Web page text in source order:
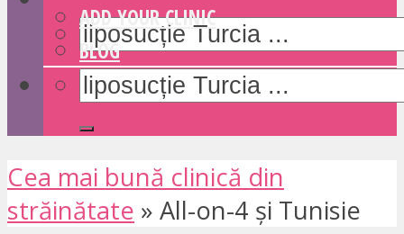
ADD YOUR CLINIC
BLOG
Cea mai bună clinică din
străinătate » All-on-4 și Tunisie